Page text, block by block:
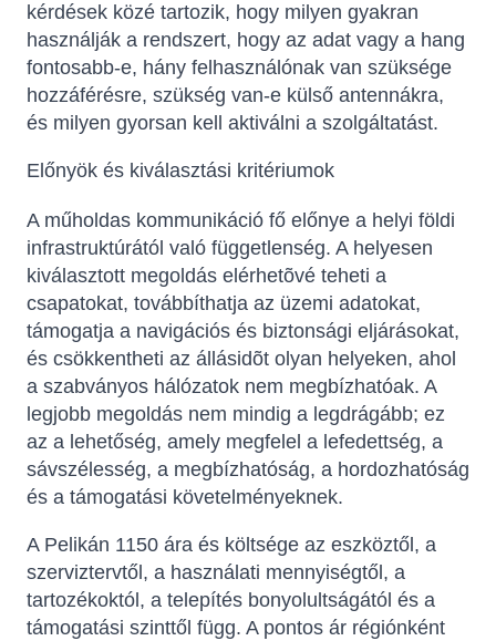
kérdések közé tartozik, hogy milyen gyakran
használják a rendszert, hogy az adat vagy a hang
fontosabb-e, hány felhasználónak van szüksége
hozzáférésre, szükség van-e külső antennákra,
és milyen gyorsan kell aktiválni a szolgáltatást.
Előnyök és kiválasztási kritériumok
A műholdas kommunikáció fő előnye a helyi földi
infrastruktúrától való függetlenség. A helyesen
kiválasztott megoldás elérhetõvé teheti a
csapatokat, továbbíthatja az üzemi adatokat,
támogatja a navigációs és biztonsági eljárásokat,
és csökkentheti az állásidõt olyan helyeken, ahol
a szabványos hálózatok nem megbízhatóak. A
legjobb megoldás nem mindig a legdrágább; ez
az a lehetőség, amely megfelel a lefedettség, a
sávszélesség, a megbízhatóság, a hordozhatóság
és a támogatási követelményeknek.
A Pelikán 1150 ára és költsége az eszköztől, a
szerviztervtől, a használati mennyiségtől, a
tartozékoktól, a telepítés bonyolultságától és a
támogatási szinttől függ. A pontos ár régiónként